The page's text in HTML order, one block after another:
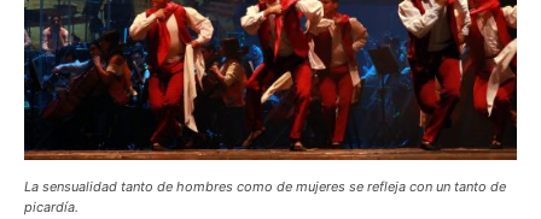
La sensualidad tanto de hombres como de mujeres se refleja con un tanto de
picardía.